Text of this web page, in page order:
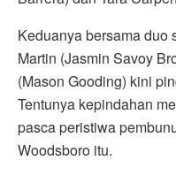
Keduanya bersama duo
Martin (Jasmin Savoy
(Mason Gooding) kini
Tentunya kepindahan
pasca peristiwa
Woodsboro itu.